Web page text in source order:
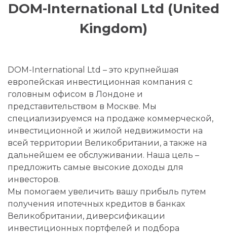
DOM-International Ltd (United
Kingdom)
DOM-International Ltd – это крупнейшая
европейская инвестиционная компания с
головным офисом в Лондоне и
представительством в Москве. Мы
специализируемся на продаже коммерческой,
инвестиционной и жилой недвижимости на
всей территории Великобритании, а также на
дальнейшем ее обслуживании. Наша цель –
предложить самые высокие доходы для
инвесторов.
Мы помогаем увеличить вашу прибыль путем
получения ипотечных кредитов в банках
Великобритании, диверсификации
инвестиционных портфелей и подбора